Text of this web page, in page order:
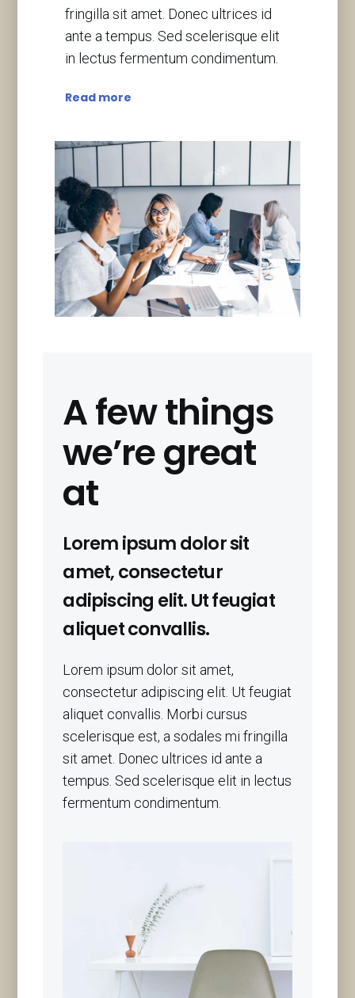
fringilla sit amet. Donec ultrices id
ante a tempus. Sed scelerisque elit
in lectus fermentum condimentum.
Read more
A few things
we’re great
at
Lorem ipsum dolor sit
amet, consectetur
adipiscing elit. Ut feugiat
aliquet convallis.
Lorem ipsum dolor sit amet,
consectetur adipiscing elit. Ut feugiat
aliquet convallis. Morbi cursus
scelerisque est, a sodales mi fringilla
sit amet. Donec ultrices id ante a
tempus. Sed scelerisque elit in lectus
fermentum condimentum.